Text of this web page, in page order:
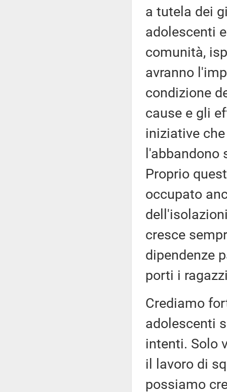
a tutela dei
adolescenti
comunità,
avranno
condizione
cause e gli
iniziative
Proprio
occupato
cresce
dipendenze
porti i
Crediamo
adolescenti
intenti. Solo
il lavoro di
possiamo